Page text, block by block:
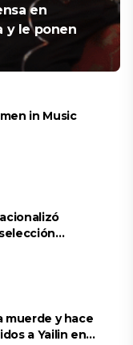
en
y le ponen
in Music
muerde y hace
a Yailin en